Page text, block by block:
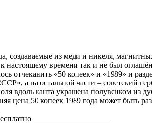
создаваемые из меди и никеля,
настоящему времени так и не был
отчеканить «50 копеек» и «1989» и
а на остальной части – советский
вдоль канта украшена полувенком из
цена 50 копеек 1989 года может быть